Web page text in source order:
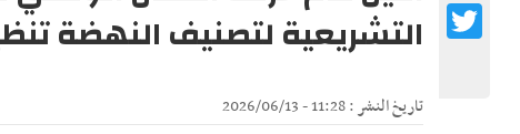
التشريعية لتصنيف النهضة
تاريخ النشر : 11:28 - 2026/06/13
Twitter